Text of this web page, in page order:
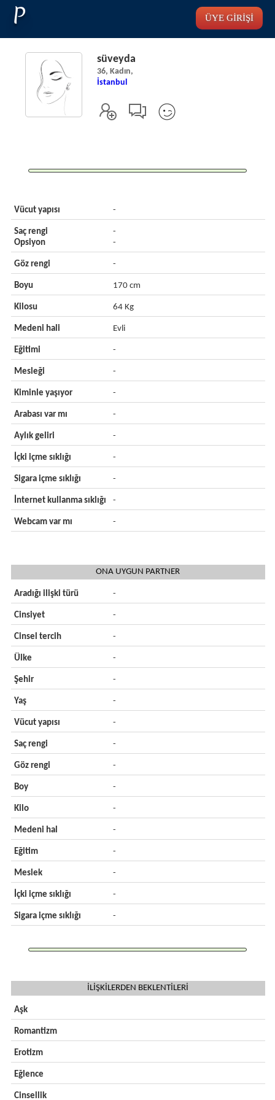
P ÜYE GİRİŞİ
süveyda
36, Kadın,
İstanbul
Vücut yapısı -
Saç rengi
Opsiyon
-
-
Göz rengi -
Boyu 170 cm
Kilosu 64 Kg
Medeni hali Evli
Eğitimi -
Mesleği -
Kiminle yaşıyor -
Arabası var mı -
Aylık geliri -
İçki içme sıklığı -
Sigara içme sıklığı -
İnternet kullanma sıklığı -
Webcam var mı -
ONA UYGUN PARTNER
Aradığı ilişki türü -
Cinsiyet -
Cinsel tercih -
Ülke -
Şehir -
Yaş -
Vücut yapısı -
Saç rengi -
Göz rengi -
Boy -
Kilo -
Medeni hal -
Eğitim -
Meslek -
İçki içme sıklığı -
Sigara içme sıklığı -
İLİŞKİLERDEN BEKLENTİLERİ
Aşk
Romantizm
Erotizm
Eğlence
Cinsellik